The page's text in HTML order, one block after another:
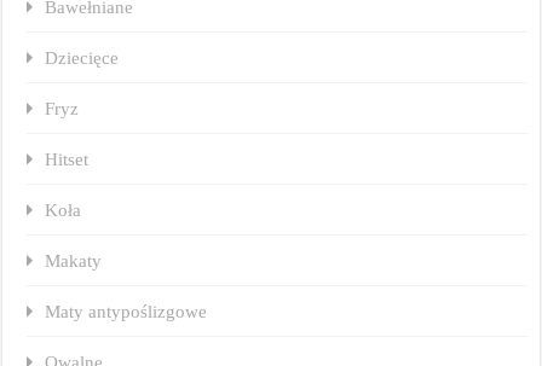
Bawełniane
Dziecięce
Fryz
Hitset
Koła
Makaty
Maty antypoślizgowe
Owalne